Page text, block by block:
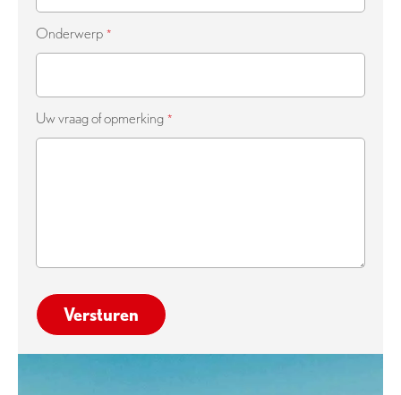
Onderwerp
Uw vraag of opmerking